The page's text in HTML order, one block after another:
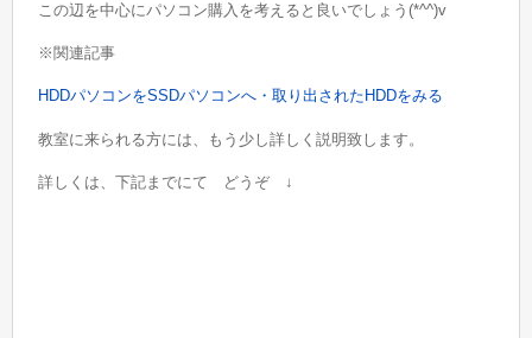
この辺を中心にパソコン購入を考えると良いでしょう(*^^)v
※関連記事
HDDパソコンをSSDパソコンへ・取り出されたHDDをみる
教室に来られる方には、もう少し詳しく説明致します。
詳しくは、下記までにて どうぞ ↓